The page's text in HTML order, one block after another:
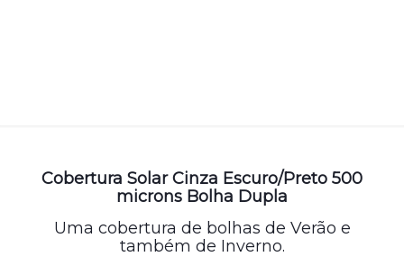
Cobertura Solar Cinza Escuro/Preto 500
microns Bolha Dupla
Uma cobertura de bolhas de Verão e
também de Inverno.